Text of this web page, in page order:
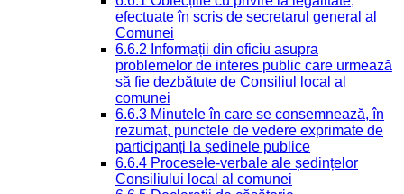
efectuate în scris de secretarul general al
Comunei
6.6.2 Informații din oficiu asupra
problemelor de interes public care urmează
să fie dezbătute de Consiliul local al
comunei
6.6.3 Minutele în care se consemnează, în
rezumat, punctele de vedere exprimate de
participanți la ședinele publice
6.6.4 Procesele-verbale ale ședințelor
Consiliului local al comunei